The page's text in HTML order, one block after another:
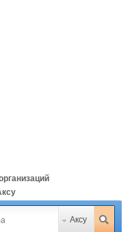
Аксу